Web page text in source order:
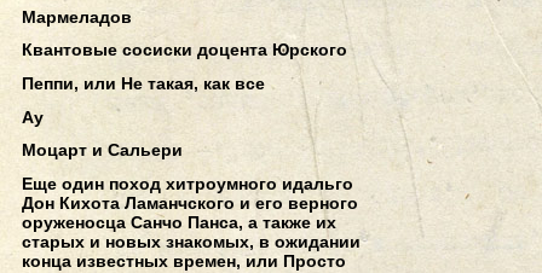
Мармеладов
Квантовые сосиски доцента Юрского
Пеппи, или Не такая, как все
Ау
Моцарт и Сальери
Еще один поход хитроумного идальго
Дон Кихота Ламанчского и его верного
оруженосца Санчо Панса, а также их
старых и новых знакомых, в ожидании
конца известных времен, или Просто